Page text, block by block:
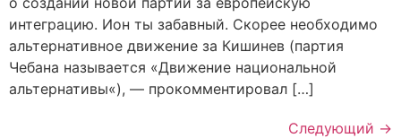
интеграцию. Ион ты забавный. Скорее необходимо
альтернативное движение за Кишинев (партия
Чебана называется «Движение национальной
альтернативы«), — прокомментировал […]
Следующий →